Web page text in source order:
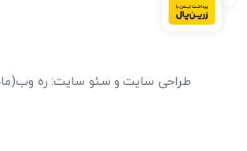
طراحی سایت و سئو سایت: ره وب